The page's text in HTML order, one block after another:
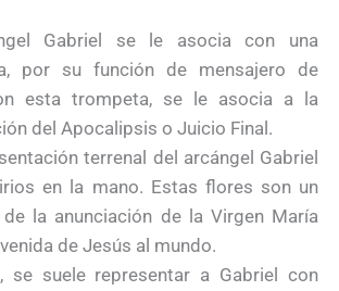
Gabriel se le asocia con una
por su función de mensajero de
esta trompeta, se le asocia a la
del Apocalipsis o Juicio Final.
terrenal del arcángel Gabriel
en la mano. Estas flores son un
la anunciación de la Virgen María
de Jesús al mundo.
se suele representar a Gabriel con